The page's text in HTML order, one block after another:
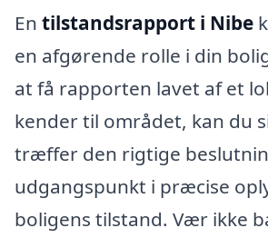
En tilstandsrapport i Nibe
en afgørende rolle i din
at få rapporten lavet af et
kender til området, kan du
træffer den rigtige
udgangspunkt i præcise
boligens tilstand. Vær ikke